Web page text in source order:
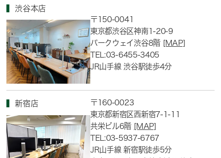
渋谷本店
〒150-0041
東京都渋谷区神南1-20-9
パークウェイ渋谷8階 [MAP]
TEL:03-6455-3405
JR山手線 渋谷駅徒歩4分
新宿店
〒160-0023
東京都新宿区西新宿7-1-11
共栄ビル6階 [MAP]
TEL:03-5937-6767
JR山手線 新宿駅徒歩5分